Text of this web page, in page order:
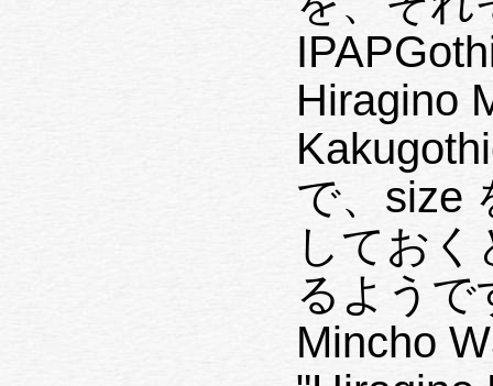
Hiragino
で、size
してお
るようで
Mincho